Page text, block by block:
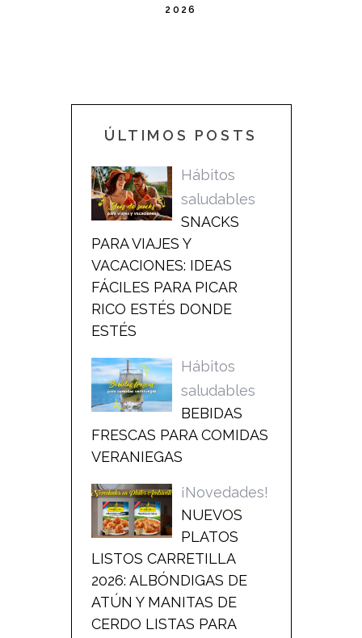
2026
ÚLTIMOS POSTS
Hábitos
saludables
SNACKS
PARA VIAJES Y
VACACIONES: IDEAS
FÁCILES PARA PICAR
RICO ESTÉS DONDE
ESTÉS
Hábitos
saludables
BEBIDAS
FRESCAS PARA COMIDAS
VERANIEGAS
¡Novedades!
NUEVOS
PLATOS
LISTOS CARRETILLA
2026: ALBÓNDIGAS DE
ATÚN Y MANITAS DE
CERDO LISTAS PARA